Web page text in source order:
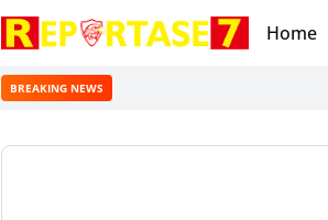
Home
BREAKING NEWS